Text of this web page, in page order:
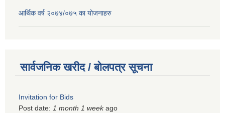
आर्थिक वर्ष २०७४/०७५ का योजनाहरु
सार्वजनिक खरीद / बोलपत्र सूचना
Invitation for Bids
Post date: 1 month 1 weekago